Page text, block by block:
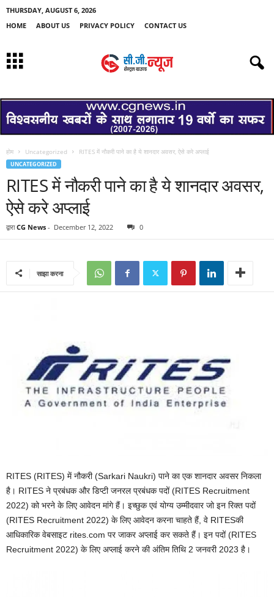
THURSDAY, AUGUST 6, 2026
HOME
ABOUT US PRIVACY POLICY CONTACT US
होम Uncategorized RITES में नौकरी पाने का है ये शानदार अवसर, ऐसे करे अप्लाई
UNCATEGORIZED
RITES में नौकरी पाने का है ये शानदार अवसर,
ऐसे करे अप्लाई
द्वारा CG News - December 12, 2022 0
साझा करना
RITES (RITES) में नौकरी (Sarkari Naukri) पाने का एक शानदार अवसर निकला
है। RITES ने प्रबंधक और डिप्टी जनरल प्रबंधक पदों (RITES Recruitment
2022) को भरने के लिए आवेदन मांगे हैं। इच्छुक एवं योग्य उम्मीदवार जो इन रिक्त पदों
(RITES Recruitment 2022) के लिए आवेदन करना चाहते हैं, वे RITESकी
आधिकारिक वेबसाइट rites.com पर जाकर अप्लाई कर सकते हैं। इन पदों (RITES
Recruitment 2022) के लिए अप्लाई करने की अंतिम तिथि 2 जनवरी 2023 है।